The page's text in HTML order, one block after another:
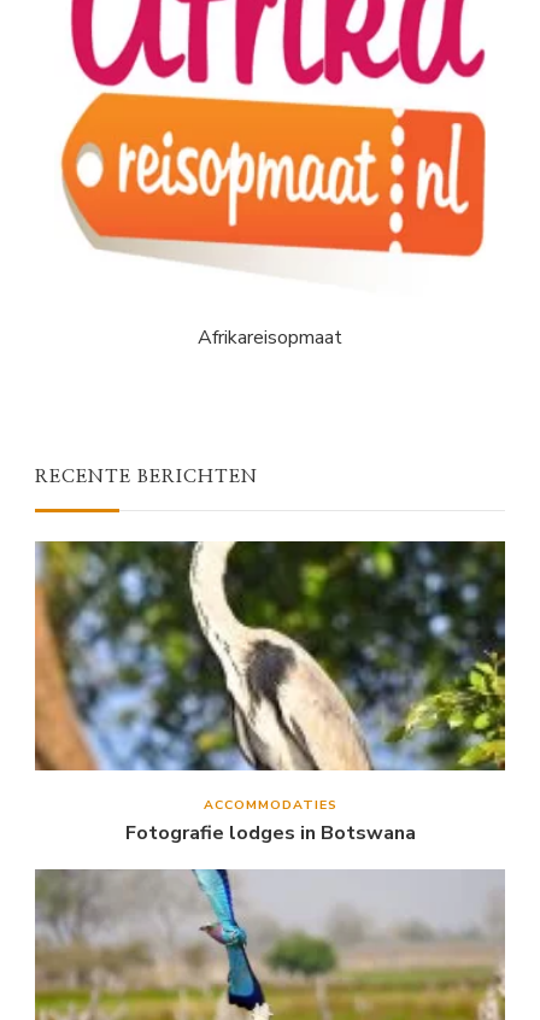
Afrikareisopmaat
RECENTE BERICHTEN
ACCOMMODATIES
Fotografie lodges in Botswana